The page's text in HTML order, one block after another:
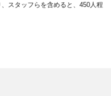
スタッフらを含めると、450人程